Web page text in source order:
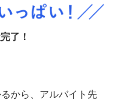
了！
から、アルバイト先